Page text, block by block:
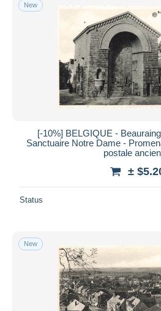
New
[-10%] BELGIQUE -
Sanctuaire Notre Dame -
postale
±
Status
New